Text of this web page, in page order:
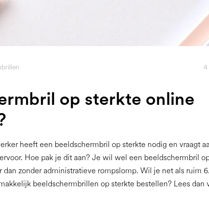
4
op sterkte online
heeft een beeldschermbril op sterkte nodig en vraagt
Hoe pak je dit aan? Je wil wel een beeldschermbril
dan zonder administratieve rompslomp. Wil je net als ruim
beeldschermbrillen op sterkte bestellen? Lees dan